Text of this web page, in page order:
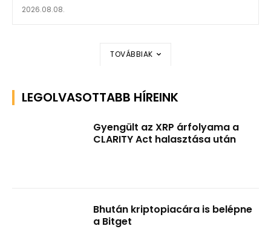
2026.08.08.
TOVÁBBIAK
LEGOLVASOTTABB HÍREINK
Gyengült az XRP árfolyama a
CLARITY Act halasztása után
Bhután kriptopiacára is belépne
a Bitget